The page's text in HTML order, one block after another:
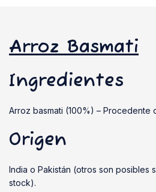
Arroz Basmati
Ingredientes
Arroz basmati (100%) – Procedente
Origen
India o Pakistán (otros son posibles
stock).